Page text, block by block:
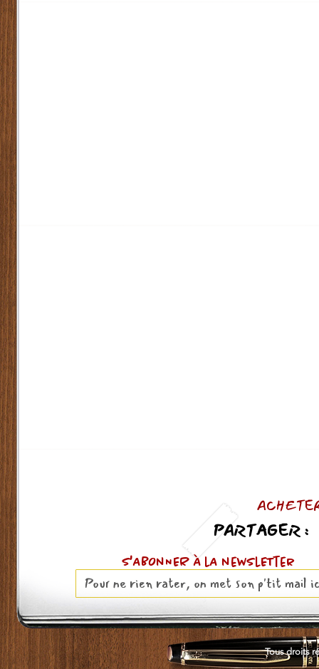
PARTAGER :
S'ABOnNER À lA newslETter
Tous droits